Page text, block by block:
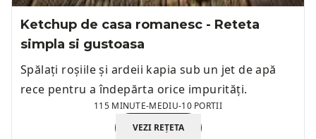
Ketchup de casa romanesc - Reteta
simpla si gustoasa
Spălați roșiile și ardeii kapia sub un jet de apă
rece pentru a îndepărta orice impurități.
115 MINUTE-MEDIU-10 PORTII
VEZI REȚETA